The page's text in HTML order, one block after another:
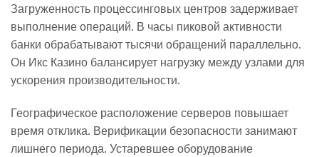
Загруженность процессинговых центров задерживает
выполнение операций. В часы пиковой активности
банки обрабатывают тысячи обращений параллельно.
Он Икс Казино балансирует нагрузку между узлами для
ускорения производительности.
Географическое расположение серверов повышает
время отклика. Верификации безопасности занимают
лишнего периода. Устаревшее оборудование